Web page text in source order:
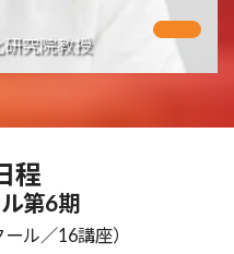
研究院教授
程
第6期
ル／16講座）